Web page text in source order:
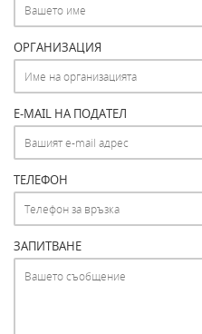
ОРГАНИЗАЦИЯ
E-MAIL НА ПОДАТЕЛ
ТЕЛЕФОН
ЗАПИТВАНЕ